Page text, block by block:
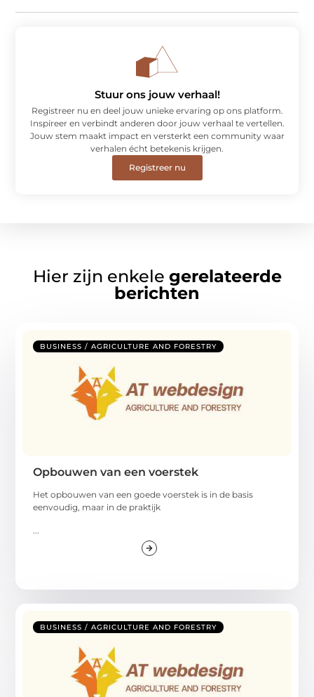
Stuur ons jouw verhaal!
Registreer nu en deel jouw unieke ervaring op ons platform.
Inspireer en verbindt anderen door jouw verhaal te vertellen.
Jouw stem maakt impact en versterkt een community waar
verhalen écht betekenis krijgen.
Registreer nu
Hier zijn enkele gerelateerde
berichten
BUSINESS / AGRICULTURE AND FORESTRY
Opbouwen van een voerstek
Het opbouwen van een goede voerstek is in de basis
eenvoudig, maar in de praktijk
BUSINESS / AGRICULTURE AND FORESTRY